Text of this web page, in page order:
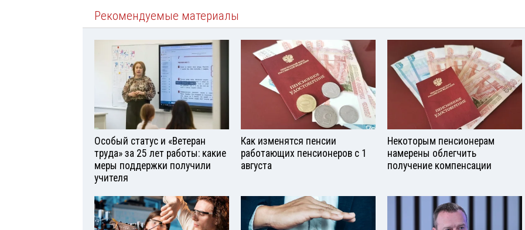
Рекомендуемые материалы
Особый статус и «Ветеран
труда» за 25 лет работы: какие
меры поддержки получили
учителя
Как изменятся пенсии
работающих пенсионеров с 1
августа
Некоторым пенсионерам
намерены облегчить
получение компенсации